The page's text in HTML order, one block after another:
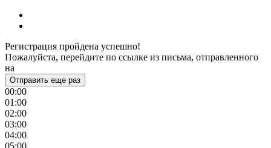
Регистрация пройдена успешно!
Пожалуйста, перейдите по ссылке из письма, отправленного
на
Отправить еще раз
00:00
01:00
02:00
03:00
04:00
05:00